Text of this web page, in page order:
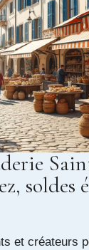
soldes
et créateurs